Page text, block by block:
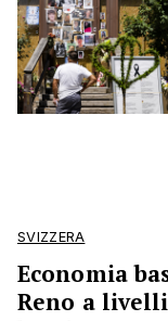
SVIZZERA
Economia
Reno a